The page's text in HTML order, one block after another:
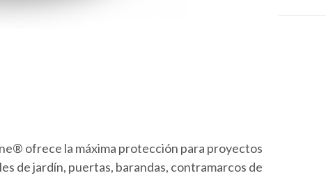
ofrece la máxima protección para proyectos
de jardín, puertas, barandas, contramarcos de